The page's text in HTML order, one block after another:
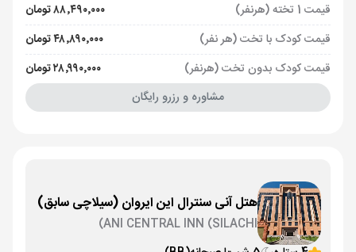
قیمت 1 تخته (هرنفر)
۸۸٬۴۹۰٬۰۰۰ تومان
قیمت کودک با تخت (هر نفر)
۴۸٬۸۹۰٬۰۰۰ تومان
قیمت کودک بدون تخت (هرنفر)
۲۸٬۹۹۰٬۰۰۰ تومان
مشاوره و رزرو رایگان
هتل آنی سنترال این ایروان (سیلاچی سابق)
ANI CENTRAL INN (SILACHI)